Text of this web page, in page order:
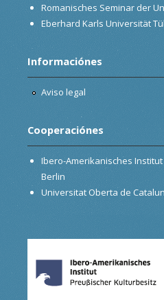
Romanisches Seminar der
Eberhard Karls Universität
Informaciónes
Aviso legal
Cooperaciónes
Ibero-Amerikanisches
Berlin
Universitat Oberta de